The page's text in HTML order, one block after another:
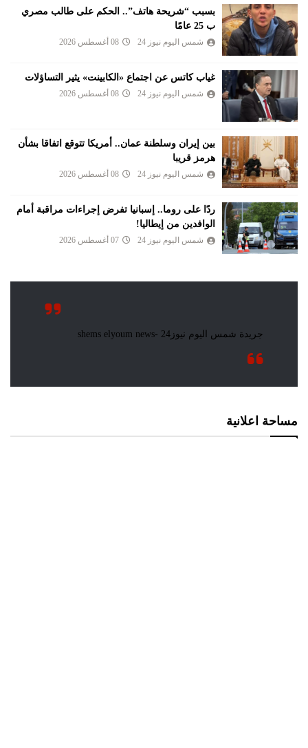
بسبب “شريحة هاتف”.. الحكم على طالب مصري
ب 25 عامًا
شمس اليوم نيوز 24 08 أغسطس 2026
غياب كاتس عن اجتماع «الكابينت» يثير التساؤلات
شمس اليوم نيوز 24 08 أغسطس 2026
بين إيران وسلطنة عمان.. أمريكا تتوقع اتفاقا بشأن
هرمز قريبا
شمس اليوم نيوز 24 08 أغسطس 2026
ردًا على روما.. إسبانيا تفرض إجراءات مراقبة أمام
الوافدين من إيطاليا!
شمس اليوم نيوز 24 07 أغسطس 2026
مساحة اعلانية